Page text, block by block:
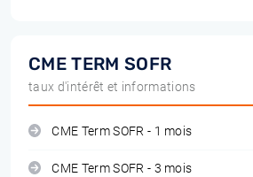
CME TERM SOFR
taux d'intérêt et informations
CME Term SOFR - 1 mois
CME Term SOFR - 3 mois